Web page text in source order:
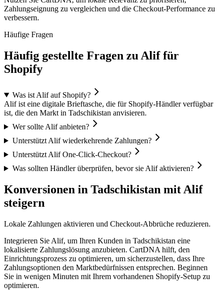
Zahlungseignung zu vergleichen und die Checkout-Performance zu
verbessern.
Häufige Fragen
Häufig gestellte Fragen zu Alif für
Shopify
Was ist Alif auf Shopify?
Alif ist eine digitale Brieftasche, die für Shopify-Händler verfügbar
ist, die den Markt in Tadschikistan anvisieren.
Wer sollte Alif anbieten?
Unterstützt Alif wiederkehrende Zahlungen?
Unterstützt Alif One-Click-Checkout?
Was sollten Händler überprüfen, bevor sie Alif aktivieren?
Konversionen in Tadschikistan mit Alif
steigern
Lokale Zahlungen aktivieren und Checkout-Abbrüche reduzieren.
Integrieren Sie Alif, um Ihren Kunden in Tadschikistan eine
lokalisierte Zahlungslösung anzubieten. CartDNA hilft, den
Einrichtungsprozess zu optimieren, um sicherzustellen, dass Ihre
Zahlungsoptionen den Marktbedürfnissen entsprechen. Beginnen
Sie in wenigen Minuten mit Ihrem vorhandenen Shopify-Setup zu
optimieren.